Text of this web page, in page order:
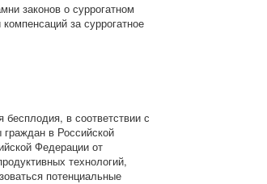
законов о суррогатном
за суррогатное
бесплодия, в соответствии с
в Российской
Федерации от
технологий,
потенциальные